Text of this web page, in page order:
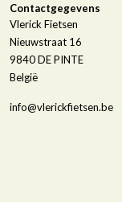
Contactgegevens
Vlerick Fietsen
Nieuwstraat 16
9840DE PINTE
België
info@vlerickfietsen.be